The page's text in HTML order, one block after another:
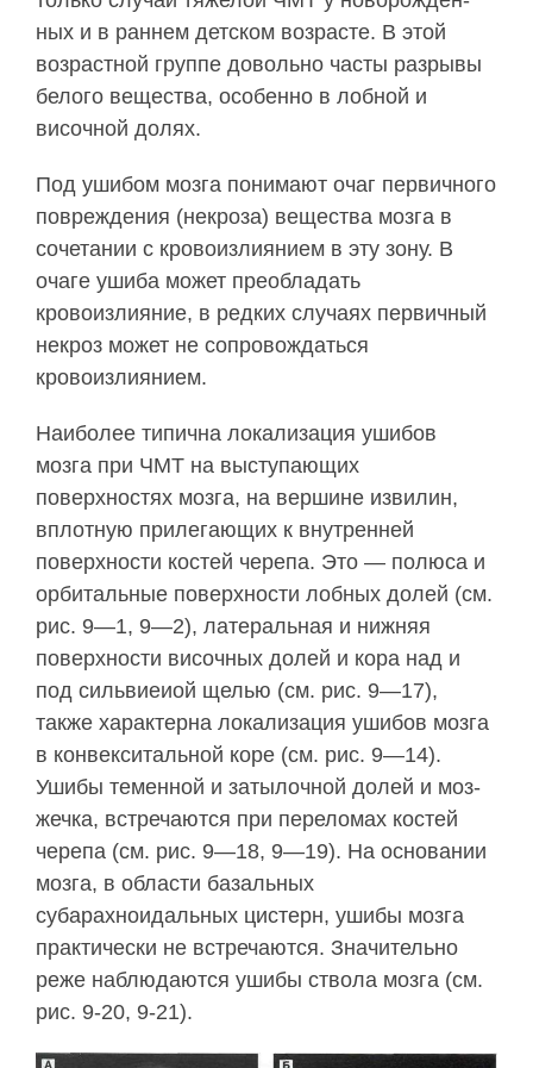
ных и в раннем детском возрасте. В этой
возрастной группе довольно часты разрывы
белого вещества, особенно в лобной и
височной долях.
Под ушибом мозга понимают очаг первичного
повреждения (некроза) вещества мозга в
сочета­нии с кровоизлиянием в эту зону. В
очаге ушиба может преобладать
кровоизлияние, в редких слу­чаях первичный
некроз может не сопровождаться
кровоизлиянием.
Наиболее типична локализация ушибов
мозга при ЧМТ на выступающих
поверхностях мозга, на вершине извилин,
вплотную прилегающих к внут­ренней
поверхности костей черепа. Это — по­люса и
орбитальные поверхности лобных долей (см.
рис. 9—1, 9—2), латеральная и нижняя
поверхнос­ти височных долей и кора над и
под сильвиеиой щелью (см. рис. 9—17),
также характерна локализа­ция ушибов мозга
в конвекситальной коре (см. рис. 9—14).
Ушибы теменной и затылочной долей и моз­
жечка, встречаются при переломах костей
черепа (см. рис. 9—18, 9—19). На основании
мозга, в обла­сти базальных
субарахноидальных цистерн, уши­бы мозга
практически не встречаются. Значитель­но
реже наблюдаются ушибы ствола мозга (см.
рис. 9-20, 9-21).